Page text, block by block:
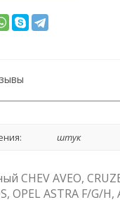
штук
CHEV AVEO,
OPEL ASTRA F/G/H,